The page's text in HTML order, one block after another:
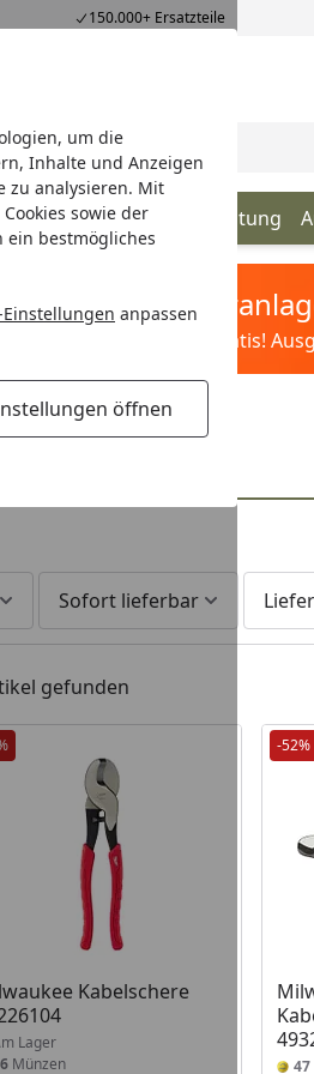
um die
Inhalte und Anzeigen
zu analysieren. Mit
sowie der
bestmögliches
Einstellungen anpassen
öffnen
150.000+ Ersatzteile
Suche
Outdoor Beleuchtung
gratis
Paket: Filter&Pflege gratis!
Kabelscheren
Sofort lieferbar
gefunden
Kabelschere
am Lager
Lager
Münzen
-52%
47